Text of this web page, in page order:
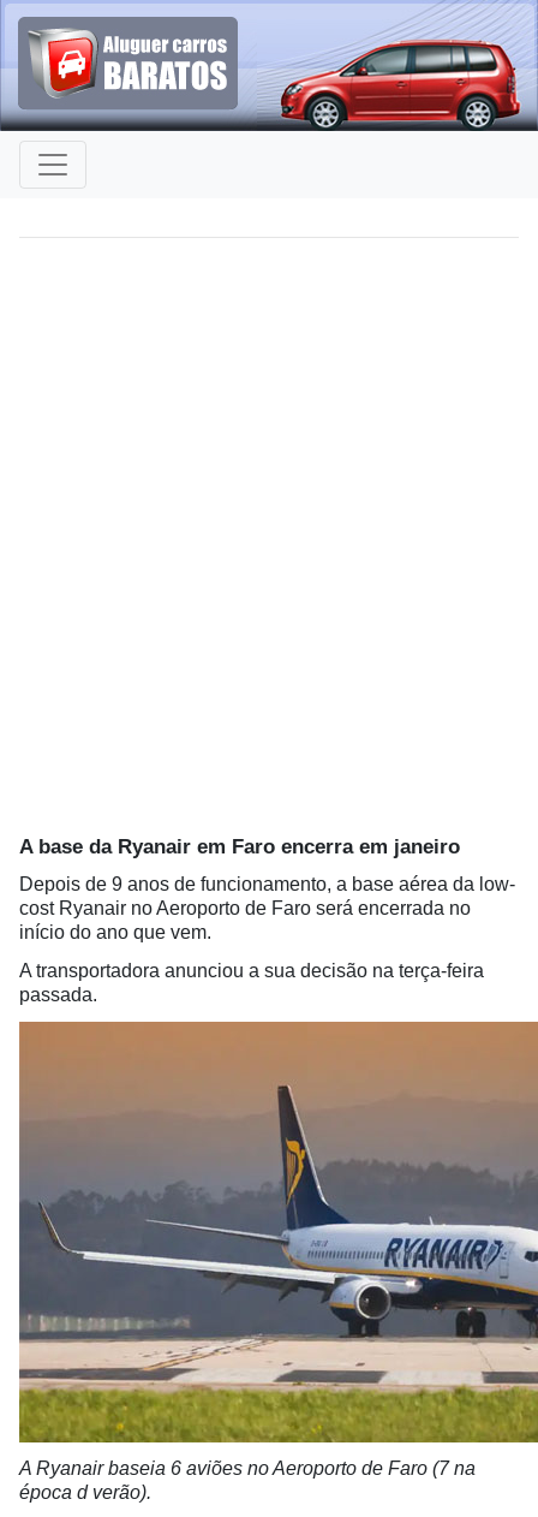
A base da Ryanair em Faro encerra em janeiro
Depois de 9 anos de funcionamento, a base aérea da low-
cost Ryanair no Aeroporto de Faro será encerrada no
início do ano que vem.
A transportadora anunciou a sua decisão na terça-feira
passada.
A Ryanair baseia 6 aviões no Aeroporto de Faro (7 na
época d verão).